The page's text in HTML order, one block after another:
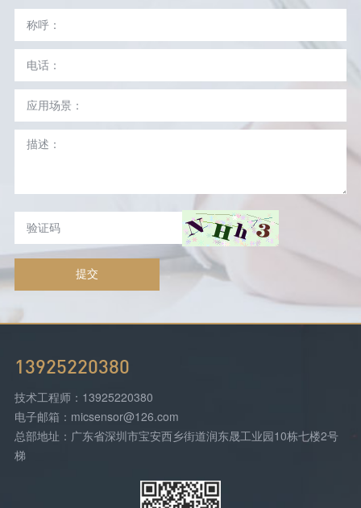
提交
13925220380
技术工程师：13925220380
电子邮箱：micsensor@126.com
总部地址：广东省深圳市宝安西乡街道润东晟工业园10栋七楼2号
梯